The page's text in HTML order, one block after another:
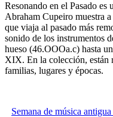
Resonando en el Pasado es
Abraham Cupeiro muestra
que viaja al pasado más
sonido de los instrumentos
hueso (46.OOOa.c) hasta
XIX. En la colección, están
familias, lugares y épocas.
Semana de música